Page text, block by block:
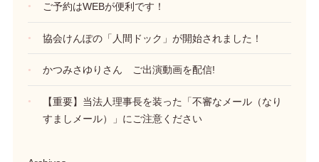
ご予約はWEBが便利です！
協会けんぽの「人間ドック」が開始されました！
かつみさゆりさん ご出演動画を配信!
【重要】当法人理事長を装った「不審なメール（なり
すましメール）」にご注意ください